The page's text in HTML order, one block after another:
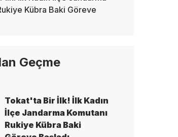
Kübra Baki Göreve
Geçme
Tokat'ta Bir İlk! İlk Kadın
İlçe Jandarma Komutanı
Rukiye Kübra Baki